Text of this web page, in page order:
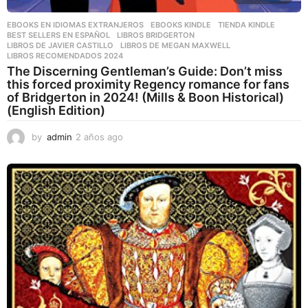
EBOOKS EN IDIOMAS EXTRANJEROS ,EBOOKS KINDLE ,TIENDA KINDLE
BEST SELLERS EN ESPAÑOL
,LIBROS BRIDGERTON
LIBROS DE JAVIER CASTILLO
,LIBROS DE MEGAN MAXWELL
LIBROS RECOMENDADOS 2024
The Discerning Gentleman’s Guide: Don’t miss
this forced proximity Regency romance for fans
of Bridgerton in 2024! (Mills & Boon Historical)
(English Edition)
by admin 2 años ago
ñ
o
s
a
g
o